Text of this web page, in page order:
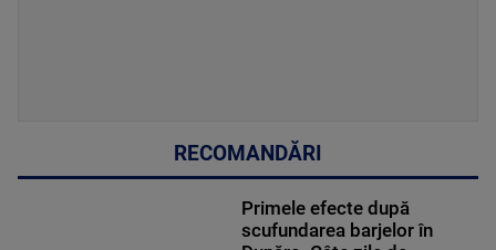
RECOMANDĂRI
Primele efecte după
scufundarea barjelor în